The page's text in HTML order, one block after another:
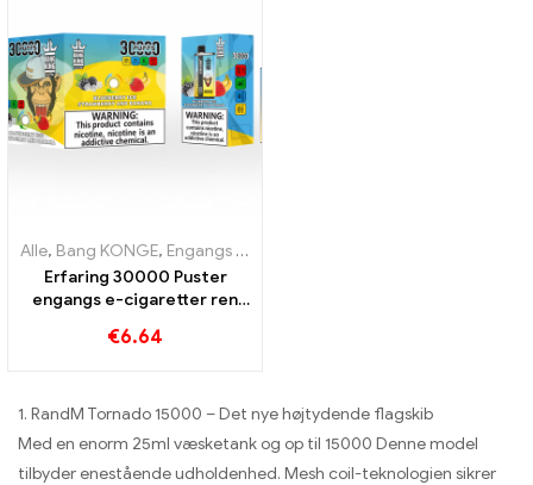
Alle, Bang KONGE, Engangs e-cigaretter Litauen
Erfaring 30000 Puster
engangs e-cigaretter ren
møder Strawberry Banana in
€6.64
1. RandM Tornado 15000 – Det nye højtydende flagskib
Med en enorm 25ml væsketank og op til 15000 Denne model
tilbyder enestående udholdenhed. Mesh coil-teknologien sikrer